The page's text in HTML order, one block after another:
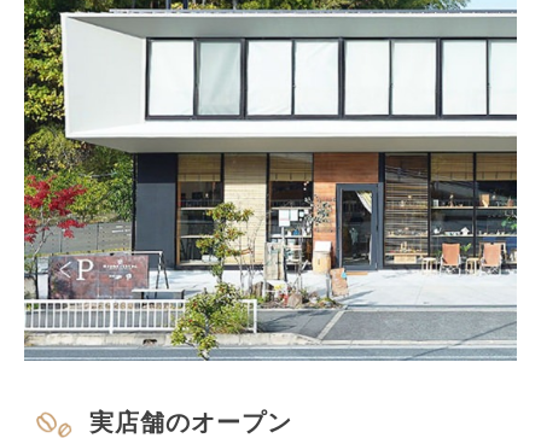
実店舗のオープン